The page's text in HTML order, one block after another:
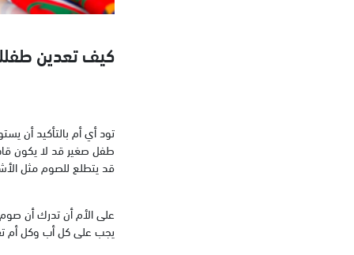
كيف تعدين
تود أي أم بالتأكيد أن
طفل صغير قد لا يكون
قد يتطلع للصوم مثل
على الأم أن تدرك أن
يجب على كل أب وكل أم